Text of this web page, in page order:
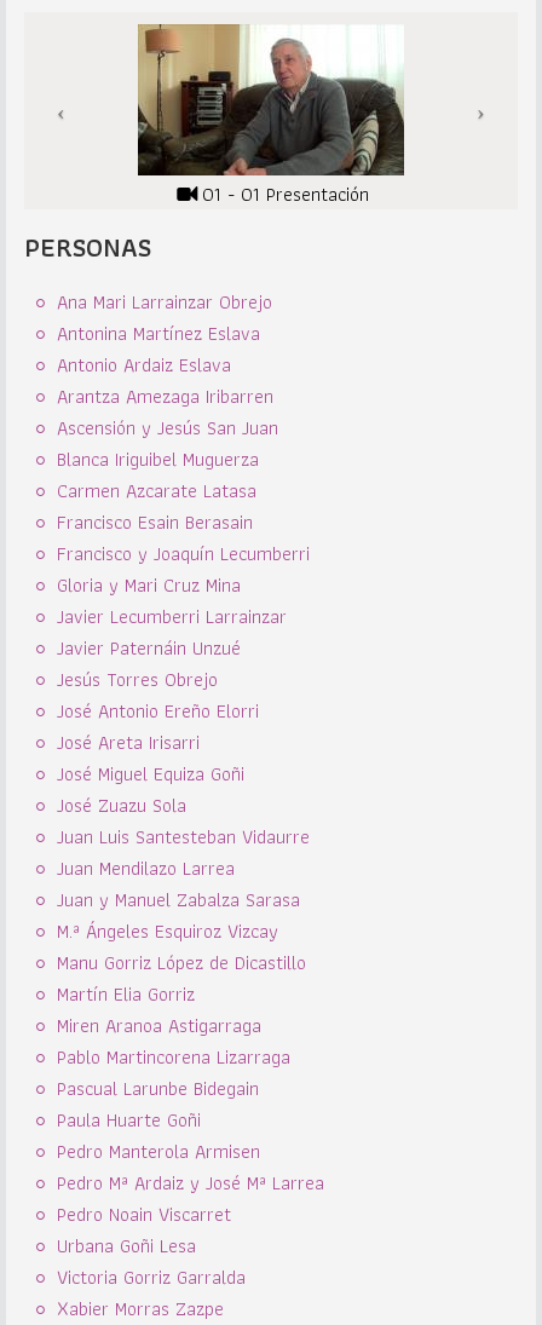
01 - 01 Presentación
PERSONAS
Ana Mari Larrainzar Obrejo
Antonina Martínez Eslava
Antonio Ardaiz Eslava
Arantza Amezaga Iribarren
Ascensión y Jesús San Juan
Blanca Iriguibel Muguerza
Carmen Azcarate Latasa
Francisco Esain Berasain
Francisco y Joaquín Lecumberri
Gloria y Mari Cruz Mina
Javier Lecumberri Larrainzar
Javier Paternáin Unzué
Jesús Torres Obrejo
José Antonio Ereño Elorri
José Areta Irisarri
José Miguel Equiza Goñi
José Zuazu Sola
Juan Luis Santesteban Vidaurre
Juan Mendilazo Larrea
Juan y Manuel Zabalza Sarasa
M.ª Ángeles Esquiroz Vizcay
Manu Gorriz López de Dicastillo
Martín Elia Gorriz
Miren Aranoa Astigarraga
Pablo Martincorena Lizarraga
Pascual Larunbe Bidegain
Paula Huarte Goñi
Pedro Manterola Armisen
Pedro Mª Ardaiz y José Mª Larrea
Pedro Noain Viscarret
Urbana Goñi Lesa
Victoria Gorriz Garralda
Xabier Morras Zazpe